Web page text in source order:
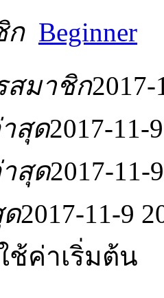
ก Beginner
สมาชิก2017-
สุด2017-11-
สุด2017-11-
2017-11-9
ช้ค่าเริ่มต้น